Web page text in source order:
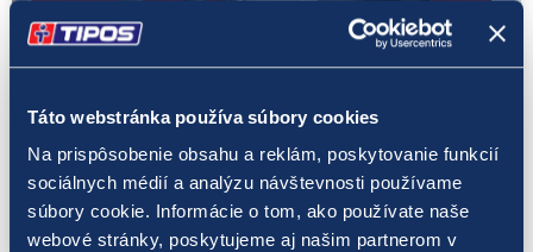
Táto webstránka používa súbory cookies
Na prispôsobenie obsahu a reklám, poskytovanie funkcií
sociálnych médií a analýzu návštevnosti používame
súbory cookie. Informácie o tom, ako používate naše
webové stránky, poskytujeme aj našim partnerom v
Šport
25. 6. 2021
E-športy sú stále populárnejšie